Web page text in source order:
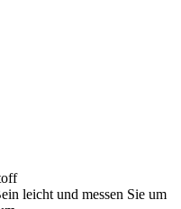
leicht und messen Sie um